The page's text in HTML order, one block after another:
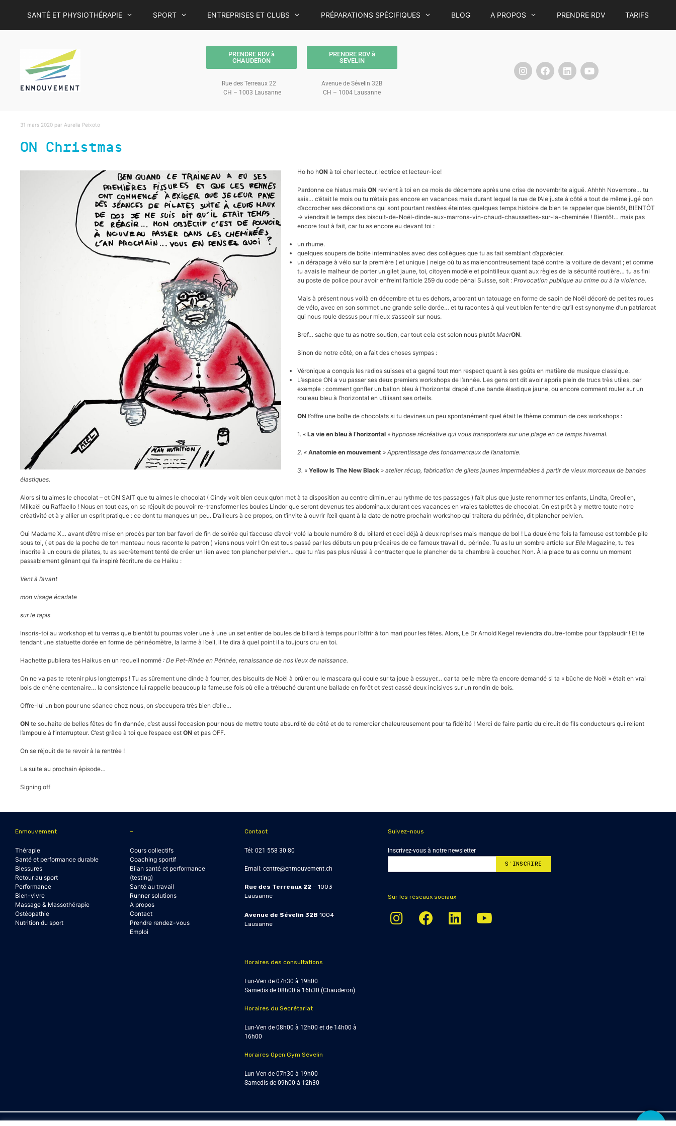
SANTÉ ET PHYSIOTHÉRAPIE SPORT ENTREPRISES ET CLUBS PRÉPARATIONS SPÉCIFIQUES BLOG A PROPOS PRENDRE RDV TARIFS
PRENDRE RDV à
CHAUDERON
Rue des Terreaux 22
CH – 1003 Lausanne
PRENDRE RDV à
SEVELIN
Avenue de Sévelin 32B
CH – 1004 Lausanne
31 mars 2020 par Aurelia Peixoto
ON Christmas
Ho ho hON à toi cher lecteur, lectrice et lecteur-ice!
Pardonne ce hiatus mais ON revient à toi en ce mois de décembre après une crise de novembrite aiguë. Ahhhh Novembre… tu
sais… c’était le mois ou tu n’étais pas encore en vacances mais durant lequel la rue de l’Ale juste à côté a tout de même jugé bon
d’accrocher ses décorations qui sont pourtant restées éteintes quelques temps histoire de bien te rappeler que bientôt, BIENTÔT
→ viendrait le temps des biscuit-de-Noël-dinde-aux-marrons-vin-chaud-chaussettes-sur-la-cheminée ! Bientôt… mais pas
encore tout à fait, car tu as encore eu devant toi :
un rhume.
quelques soupers de boîte interminables avec des collègues que tu as fait semblant d’apprécier.
un dérapage à vélo sur la première ( et unique ) neige où tu as malencontreusement tapé contre la voiture de devant ; et comme
tu avais le malheur de porter un gilet jaune, toi, citoyen modèle et pointilleux quant aux règles de la sécurité routière… tu as fini
au poste de police pour avoir enfreint l’article 259 du code pénal Suisse, soit : Provocation publique au crime ou à la violence.
Mais à présent nous voilà en décembre et tu es dehors, arborant un tatouage en forme de sapin de Noël décoré de petites roues
de vélo, avec en son sommet une grande selle dorée… et tu racontes à qui veut bien l’entendre qu’il est synonyme d’un patriarcat
qui nous roule dessus pour mieux s’asseoir sur nous.
Bref… sache que tu as notre soutien, car tout cela est selon nous plutôt MacrON.
Sinon de notre côté, on a fait des choses sympas :
Véronique a conquis les radios suisses et a gagné tout mon respect quant à ses goûts en matière de musique classique.
L’espace ON a vu passer ses deux premiers workshops de l’année. Les gens ont dit avoir appris plein de trucs très utiles, par
exemple : comment gonfler un ballon bleu à l’horizontal drapé d’une bande élastique jaune, ou encore comment rouler sur un
rouleau bleu à l’horizontal en utilisant ses orteils.
ON t’offre une boîte de chocolats si tu devines un peu spontanément quel était le thème commun de ces workshops :
1. « La vie en bleu à l’horizontal » hypnose récréative qui vous transportera sur une plage en ce temps hivernal.
2. « Anatomie en mouvement » Apprentissage des fondamentaux de l’anatomie.
3. « Yellow Is The New Black » atelier récup, fabrication de gilets jaunes imperméables à partir de vieux morceaux de bandes
élastiques.
Alors si tu aimes le chocolat – et ON SAIT que tu aimes le chocolat ( Cindy voit bien ceux qu’on met à ta disposition au centre diminuer au rythme de tes passages ) fait plus que juste renommer tes enfants, Lindta, Oreolien,
Milkaël ou Raffaello ! Nous en tout cas, on se réjouit de pouvoir re-transformer les boules Lindor que seront devenus tes abdominaux durant ces vacances en vraies tablettes de chocolat. On est prêt à y mettre toute notre
créativité et à y allier un esprit pratique : ce dont tu manques un peu. D’ailleurs à ce propos, on t’invite à ouvrir l’œil quant à la date de notre prochain workshop qui traitera du périnée, dit plancher pelvien.
Oui Madame X… avant d’être mise en procès par ton bar favori de fin de soirée qui t’accuse d’avoir volé la boule numéro 8 du billard et ceci déjà à deux reprises mais manque de bol ! La deuxième fois la fameuse est tombée pile
sous toi, ( et pas de la poche de ton manteau nous raconte le patron ) viens nous voir ! On est tous passé par les débuts un peu précaires de ce fameux travail du périnée. Tu as lu un sombre article sur Elle Magazine, tu t’es
inscrite à un cours de pilates, tu as secrètement tenté de créer un lien avec ton plancher pelvien… que tu n’as pas plus réussi à contracter que le plancher de ta chambre à coucher. Non. À la place tu as connu un moment
passablement gênant qui t’a inspiré l’écriture de ce Haiku :
Vent à l’avant
mon visage écarlate
sur le tapis
Inscris-toi au workshop et tu verras que bientôt tu pourras voler une à une un set entier de boules de billard à temps pour l’offrir à ton mari pour les fêtes. Alors, Le Dr Arnold Kegel reviendra d’outre-tombe pour t’applaudir ! Et te
tendant une statuette dorée en forme de périnéomètre, la larme à l’oeil, il te dira à quel point il a toujours cru en toi.
Hachette publiera tes Haikus en un recueil nommé : De Pet-Rinée en Périnée, renaissance de nos lieux de naissance.
On ne va pas te retenir plus longtemps ! Tu as sûrement une dinde à fourrer, des biscuits de Noël à brûler ou le mascara qui coule sur ta joue à essuyer… car ta belle mère t’a encore demandé si ta « bûche de Noël » était en vrai
bois de chêne centenaire… la consistence lui rappelle beaucoup la fameuse fois où elle a trébuché durant une ballade en forêt et s’est cassé deux incisives sur un rondin de bois.
Offre-lui un bon pour une séance chez nous, on s’occupera très bien d’elle…
ON te souhaite de belles fêtes de fin d’année, c’est aussi l’occasion pour nous de mettre toute absurdité de côté et de te remercier chaleureusement pour ta fidélité ! Merci de faire partie du circuit de fils conducteurs qui relient
l’ampoule à l’interrupteur. C’est grâce à toi que l’espace est ON et pas OFF.
On se réjouit de te revoir à la rentrée !
La suite au prochain épisode…
Signing off
Enmouvement
Thérapie
Santé et performance durable
Blessures
Retour au sport
Performance
Bien-vivre
Massage & Massothérapie
Ostéopathie
Nutrition du sport
–
Cours collectifs
Coaching sportif
Bilan santé et performance
(testing)
Santé au travail
Runner solutions
A propos
Contact
Prendre rendez-vous
Emploi
Contact
Tél: 021 558 30 80
Email: centre@enmouvement.ch
Rue des Terreaux 22 – 1003
Lausanne
Avenue de Sévelin 32B 1004
Lausanne
Horaires des consultations
Lun-Ven de 07h30 à 19h00
Samedis de 08h00 à 16h30 (Chauderon)
Horaires du Secrétariat
Lun-Ven de 08h00 à 12h00 et de 14h00 à
16h00
Horaires Open Gym Sévelin
Lun-Ven de 07h30 à 19h00
Samedis de 09h00 à 12h30
Suivez-nous
Inscrivez-vous à notre newsletter
Sur les réseaux sociaux